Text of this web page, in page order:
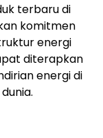
terbaru di
komitmen
energi
diterapkan
energi di